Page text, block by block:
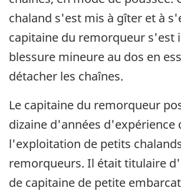
chaland s'est mis à gîter et à
capitaine du remorqueur s'est
blessure mineure au dos en
détacher les chaînes.
Le capitaine du remorqueur
dizaine d'années d'expérience
l'exploitation de petits
remorqueurs. Il était titulaire
de capitaine de petite